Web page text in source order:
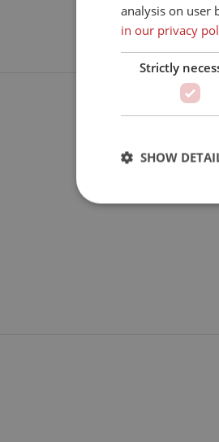
analysis on user
in our privacy
Strictly
SHOW